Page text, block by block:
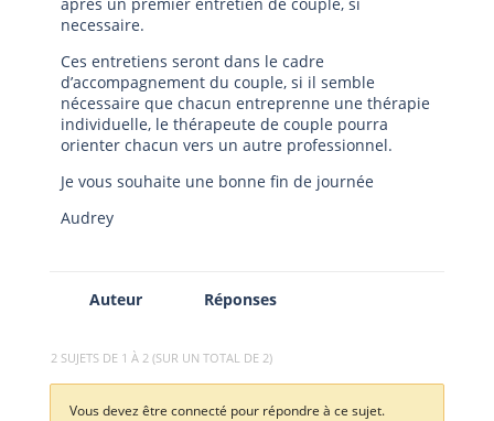
necessaire.
Ces entretiens seront dans le cadre
d’accompagnement du couple, si il semble
nécessaire que chacun entreprenne une thérapie
individuelle, le thérapeute de couple pourra
orienter chacun vers un autre professionnel.
Je vous souhaite une bonne fin de journée
Audrey
Auteur Réponses
2 SUJETS DE 1 À 2 (SUR UN TOTAL DE 2)
Vous devez être connecté pour répondre à ce sujet.